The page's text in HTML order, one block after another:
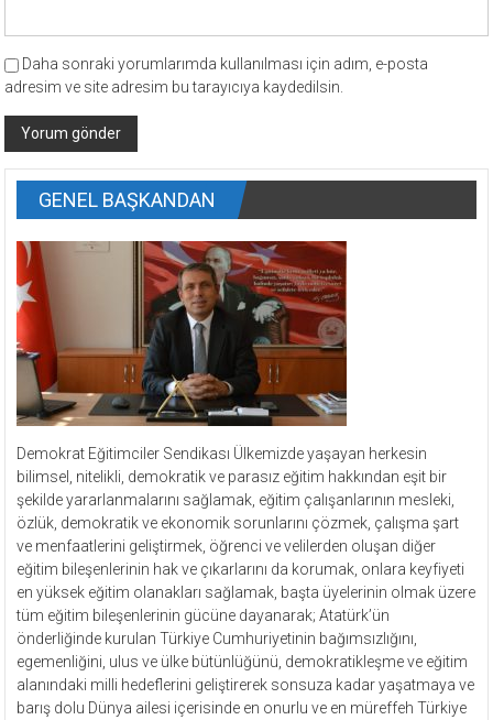
Daha sonraki yorumlarımda kullanılması için adım, e-posta
adresim ve site adresim bu tarayıcıya kaydedilsin.
GENEL BAŞKANDAN
Demokrat Eğitimciler Sendikası Ülkemizde yaşayan herkesin
bilimsel, nitelikli, demokratik ve parasız eğitim hakkından eşit bir
şekilde yararlanmalarını sağlamak, eğitim çalışanlarının mesleki,
özlük, demokratik ve ekonomik sorunlarını çözmek, çalışma şart
ve menfaatlerini geliştirmek, öğrenci ve velilerden oluşan diğer
eğitim bileşenlerinin hak ve çıkarlarını da korumak, onlara keyfiyeti
en yüksek eğitim olanakları sağlamak, başta üyelerinin olmak üzere
tüm eğitim bileşenlerinin gücüne dayanarak; Atatürk’ün
önderliğinde kurulan Türkiye Cumhuriyetinin bağımsızlığını,
egemenliğini, ulus ve ülke bütünlüğünü, demokratikleşme ve eğitim
alanındaki milli hedeflerini geliştirerek sonsuza kadar yaşatmaya ve
barış dolu Dünya ailesi içerisinde en onurlu ve en müreffeh Türkiye